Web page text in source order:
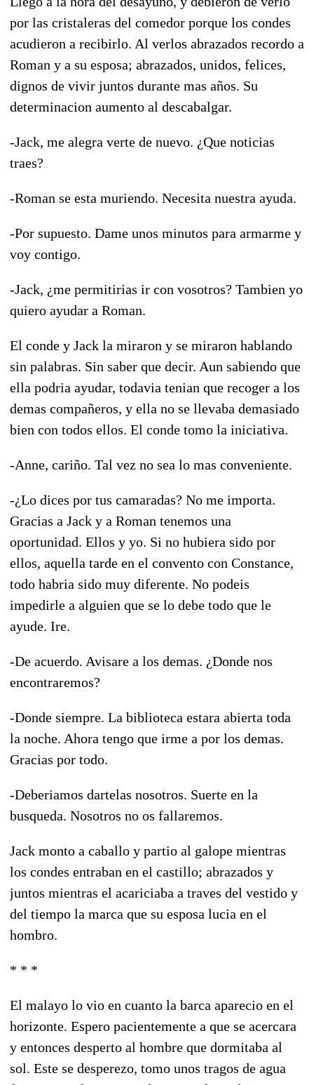
por las cristaleras del comedor porque los condes
acudieron a recibirlo. Al verlos abrazados recordo a
Roman y a su esposa; abrazados, unidos, felices,
dignos de vivir juntos durante mas años. Su
determinacion aumento al descabalgar.
-Jack, me alegra verte de nuevo. ¿Que noticias
traes?
-Roman se esta muriendo. Necesita nuestra ayuda.
-Por supuesto. Dame unos minutos para armarme y
voy contigo.
-Jack, ¿me permitirias ir con vosotros? Tambien yo
quiero ayudar a Roman.
El conde y Jack la miraron y se miraron hablando
sin palabras. Sin saber que decir. Aun sabiendo que
ella podria ayudar, todavia tenian que recoger a los
demas compañeros, y ella no se llevaba demasiado
bien con todos ellos. El conde tomo la iniciativa.
-Anne, cariño. Tal vez no sea lo mas conveniente.
-¿Lo dices por tus camaradas? No me importa.
Gracias a Jack y a Roman tenemos una
oportunidad. Ellos y yo. Si no hubiera sido por
ellos, aquella tarde en el convento con Constance,
todo habria sido muy diferente. No podeis
impedirle a alguien que se lo debe todo que le
ayude. Ire.
-De acuerdo. Avisare a los demas. ¿Donde nos
encontraremos?
-Donde siempre. La biblioteca estara abierta toda
la noche. Ahora tengo que irme a por los demas.
Gracias por todo.
-Deberiamos dartelas nosotros. Suerte en la
busqueda. Nosotros no os fallaremos.
Jack monto a caballo y partio al galope mientras
los condes entraban en el castillo; abrazados y
juntos mientras el acariciaba a traves del vestido y
del tiempo la marca que su esposa lucia en el
hombro.
* * *
El malayo lo vio en cuanto la barca aparecio en el
horizonte. Espero pacientemente a que se acercara
y entonces desperto al hombre que dormitaba al
sol. Este se desperezo, tomo unos tragos de agua